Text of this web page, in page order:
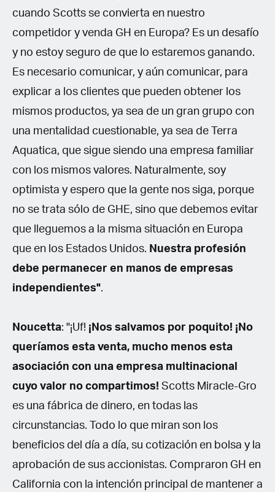
cuando Scotts se convierta en nuestro
competidor y venda GH en Europa? Es un desafío
y no estoy seguro de que lo estaremos ganando.
Es necesario comunicar, y aún comunicar, para
explicar a los clientes que pueden obtener los
mismos productos, ya sea de un gran grupo con
una mentalidad cuestionable, ya sea de Terra
Aquatica, que sigue siendo una empresa familiar
con los mismos valores. Naturalmente, soy
optimista y espero que la gente nos siga, porque
no se trata sólo de GHE, sino que debemos evitar
que lleguemos a la misma situación en Europa
que en los Estados Unidos. Nuestra profesión
debe permanecer en manos de empresas
independientes".
Noucetta: "¡Uf! ¡Nos salvamos por poquito! ¡No
queríamos esta venta, mucho menos esta
asociación con una empresa multinacional
cuyo valor no compartimos! Scotts Miracle-Gro
es una fábrica de dinero, en todas las
circunstancias. Todo lo que miran son los
beneficios del día a día, su cotización en bolsa y la
aprobación de sus accionistas. Compraron GH en
California con la intención principal de mantener a